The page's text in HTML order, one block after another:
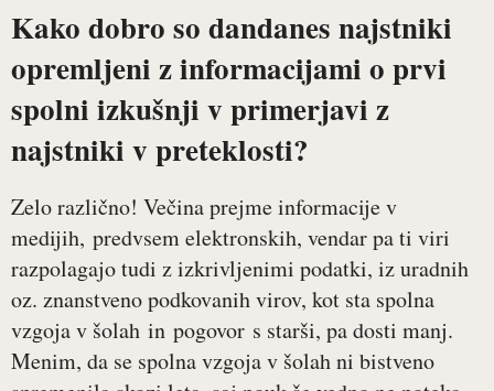
Kako dobro so dandanes najstniki
opremljeni z informacijami o prvi
spolni izkušnji v primerjavi z
najstniki v preteklosti?
Zelo različno! Večina prejme informacije v
medijih, predvsem elektronskih, vendar pa ti viri
razpolagajo tudi z izkrivljenimi podatki, iz uradnih
oz. znanstveno podkovanih virov, kot sta spolna
vzgoja v šolah in pogovor s starši, pa dosti manj.
Menim, da se spolna vzgoja v šolah ni bistveno